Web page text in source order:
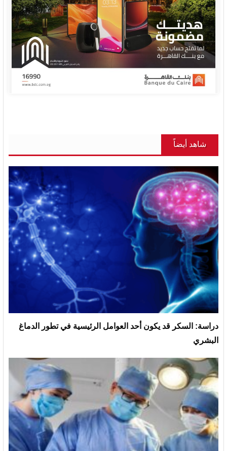
شاهد أيضاً
دراسة: السكر قد يكون أحد العوامل الرئيسية في تطور الدماغ
البشري